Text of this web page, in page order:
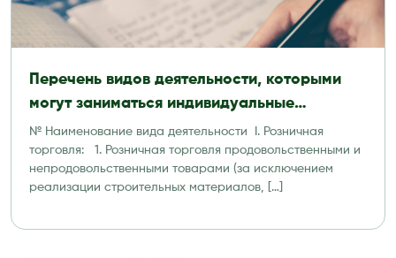
Перечень видов деятельности, которыми
могут заниматься индивидуальные
предприниматели
№ Наименование вида деятельности I. Розничная
торговля: 1. Розничная торговля продовольственными и
непродовольственными товарами (за исключением
реализации строительных материалов, […]